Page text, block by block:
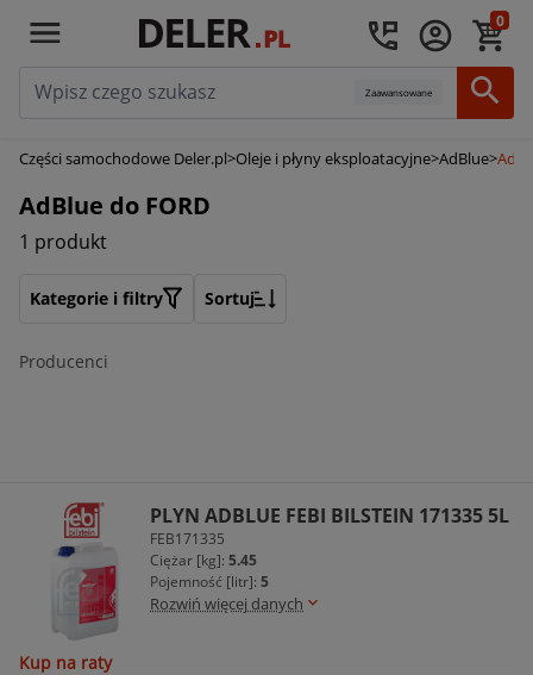
0
Zaawansowane
Części samochodowe Deler.pl>Oleje i płyny eksploatacyjne>AdBlue>
AdBlue do FORD
1 produkt
Kategorie i filtry Sortuj
Producenci
PLYN ADBLUE FEBI BILSTEIN 171335 5L
FEB171335
Ciężar [kg]: 5.45
Pojemność [litr]: 5
Rozwiń więcej danych
Kup na raty